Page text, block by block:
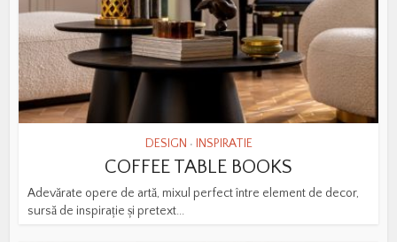
DESIGN • INSPIRATIE
COFFEE TABLE BOOKS
Adevărate opere de artă, mixul perfect între element de decor,
sursă de inspirație și pretext...